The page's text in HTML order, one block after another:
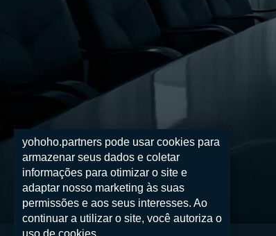
yohoho.partners pode usar cookies para
armazenar seus dados e coletar
informações para otimizar o site e
adaptar nosso marketing às suas
permissões e aos seus interesses. Ao
continuar a utilizar o site, você autoriza o
uso de cookies.